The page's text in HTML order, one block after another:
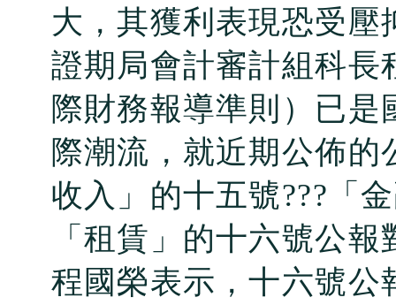
大，其獲利表現恐受壓
證期局會計審計組科長
際財務報導準則）已
際潮流，就近期公佈
收入」的十五號???「
「租賃」的十六號公
程國榮表示，十六號